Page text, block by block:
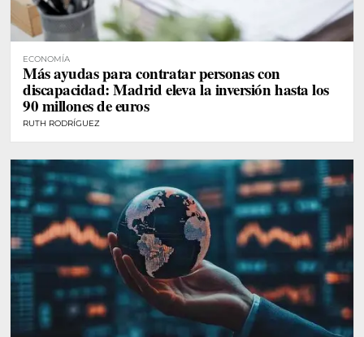
ECONOMÍA
Más ayudas para contratar personas con
discapacidad: Madrid eleva la inversión hasta los
90 millones de euros
RUTH RODRÍGUEZ